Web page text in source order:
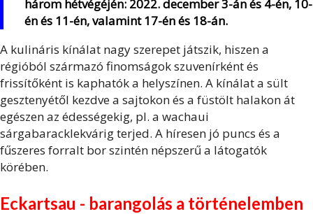
három hétvégéjén: 2022. december 3-án és 4-én, 10-
én és 11-én, valamint 17-én és 18-án.
A kulináris kínálat nagy szerepet játszik, hiszen a
régióból származó finomságok szuvenírként és
frissítőként is kaphatók a helyszínen. A kínálat a sült
gesztenyétől kezdve a sajtokon és a füstölt halakon át
egészen az édességekig, pl. a wachaui
sárgabaracklekvárig terjed. A híresen jó puncs és a
fűszeres forralt bor szintén népszerű a látogatók
körében.
Eckartsau - barangolás a történelemben